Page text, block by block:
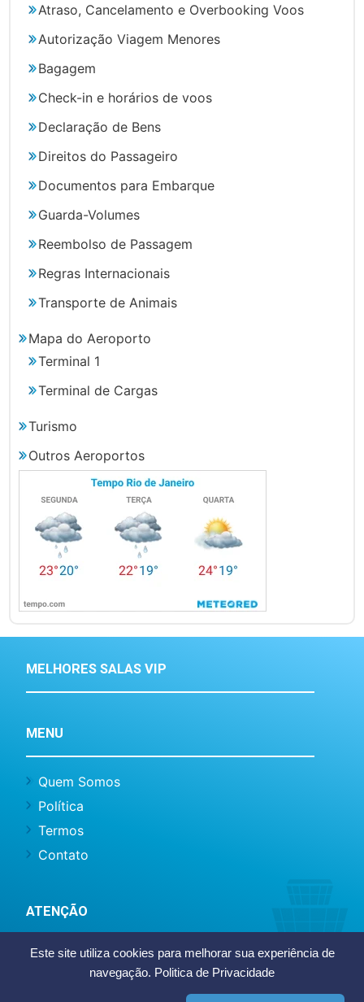
Este site utiliza cookies para melhorar sua experiência de
navegação. Politica de Privacidade
Atraso, Cancelamento e Overbooking Voos
Autorização Viagem Menores
Bagagem
Check-in e horários de voos
Declaração de Bens
Direitos do Passageiro
Documentos para Embarque
Guarda-Volumes
Reembolso de Passagem
Regras Internacionais
Transporte de Animais
Mapa do Aeroporto
Terminal 1
Terminal de Cargas
Turismo
Outros Aeroportos
MELHORES SALAS VIP
MENU
Quem Somos
Política
Termos
Contato
ATENÇÃO
Este site não representa o Aeroporto Santos
Dumont ou Infraero, somos um site de caráter